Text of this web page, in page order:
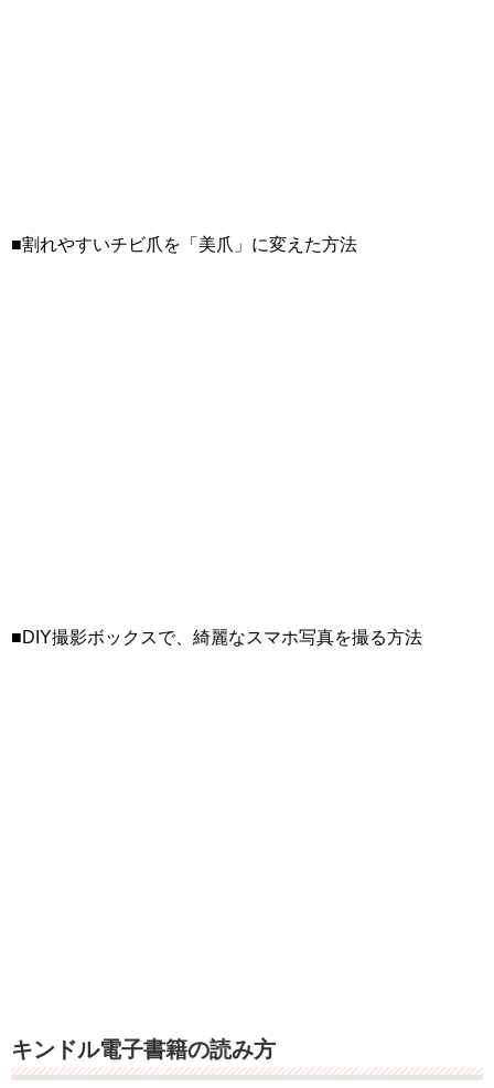
■割れやすいチビ爪を「美爪」に変えた方法
■DIY撮影ボックスで、綺麗なスマホ写真を撮る方法
キンドル電子書籍の読み方